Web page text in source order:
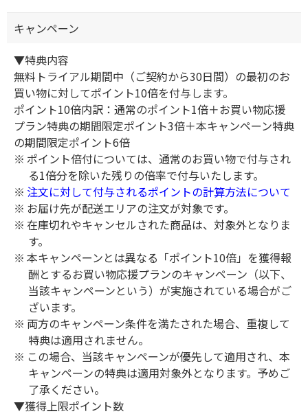
キャンペーン
▼特典内容
無料トライアル期間中（ご契約から30日間）の最初のお
買い物に対してポイント10倍を付与します。
ポイント10倍内訳：通常のポイント1倍＋お買い物応援
プラン特典の期間限定ポイント3倍＋本キャンペーン特典
の期間限定ポイント6倍
ポイント倍付については、通常のお買い物で付与され
る1倍分を除いた残りの倍率で付与いたします。
注文に対して付与されるポイントの計算方法について
お届け先が配送エリアの注文が対象です。
在庫切れやキャンセルされた商品は、対象外となりま
す。
本キャンペーンとは異なる「ポイント10倍」を獲得報
酬とするお買い物応援プランのキャンペーン（以下、
当該キャンペーンという）が実施されている場合がご
ざいます。
両方のキャンペーン条件を満たされた場合、重複して
特典は適用されません。
この場合、当該キャンペーンが優先して適用され、本
キャンペーンの特典は適用対象外となります。予めご
了承ください。
▼獲得上限ポイント数